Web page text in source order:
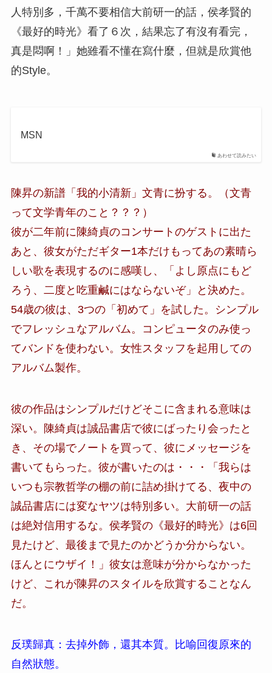
人特別多，千萬不要相信大前研一的話，侯孝賢的
《最好的時光》看了６次，結果忘了有沒有看完，
真是悶啊！」她雖看不懂在寫什麼，但就是欣賞他
的Style。
あわせて読みたい
MSN
陳昇の新譜「我的小清新」文青に扮する。（文青
って文学青年のこと？？？）
彼が二年前に陳綺貞のコンサートのゲストに出た
あと、彼女がただギター1本だけもってあの素晴ら
しい歌を表現するのに感嘆し、「よし原点にもど
ろう、二度と吃重鹹にはならないぞ」と決めた。
54歳の彼は、3つの「初めて」を試した。シンプル
でフレッシュなアルバム。コンピュータのみ使っ
てバンドを使わない。女性スタッフを起用しての
アルバム製作。
彼の作品はシンプルだけどそこに含まれる意味は
深い。陳綺貞は誠品書店で彼にばったり会ったと
き、その場でノートを買って、彼にメッセージを
書いてもらった。彼が書いたのは・・・「我らは
いつも宗教哲学の棚の前に詰め掛けてる、夜中の
誠品書店には変なヤツは特別多い。大前研一の話
は絶対信用するな。侯孝賢の《最好的時光》は6回
見たけど、最後まで見たのかどうか分からない。
ほんとにウザイ！」彼女は意味が分からなかった
けど、これが陳昇のスタイルを欣賞することなん
だ。
反璞歸真：去掉外飾，還其本質。比喻回復原來的
自然狀態。